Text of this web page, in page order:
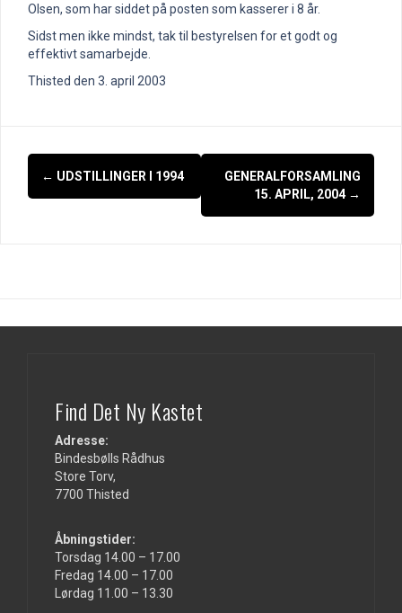
Olsen, som har siddet på posten som kasserer i 8 år.
Sidst men ikke mindst, tak til bestyrelsen for et godt og
effektivt samarbejde.
Thisted den 3. april 2003
Indlægsnavigation
← UDSTILLINGER I 1994
GENERALFORSAMLING
15. APRIL, 2004 →
Find Det Ny Kastet
Adresse:
Bindesbølls Rådhus
Store Torv,
7700 Thisted
Åbningstider:
Torsdag 14.00 – 17.00
Fredag 14.00 – 17.00
Lørdag 11.00 – 13.30